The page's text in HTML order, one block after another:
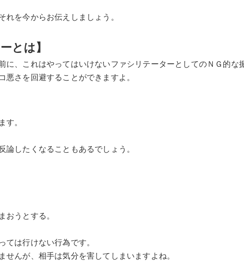
を今からお伝えしましょう。
とは】
に、これはやってはいけないファシリテーターとしてのＮＧ的な
さを回避することができますよ。
す。
したくなることもあるでしょう。
おうとする。
ては行けない行為です。
んが、相手は気分を害してしまいますよね。